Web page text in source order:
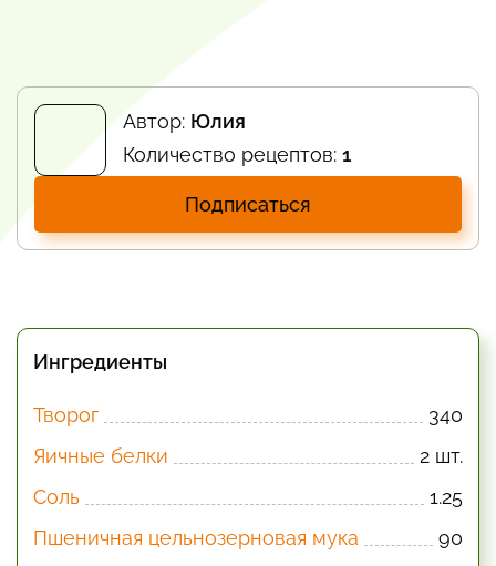
Автор: Юлия
Количество рецептов: 1
Подписаться
Ингредиенты
Творог
340
Яичные белки
2 шт.
Соль
1.25
Пшеничная цельнозерновая мука
90